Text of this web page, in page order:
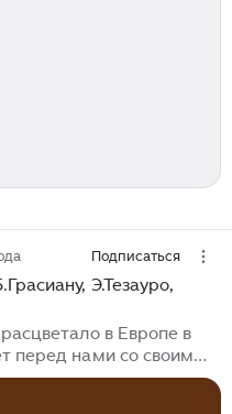
Подписаться
Э.Тезауро,
в Европе в
перед нами со своим
и аллегорией,